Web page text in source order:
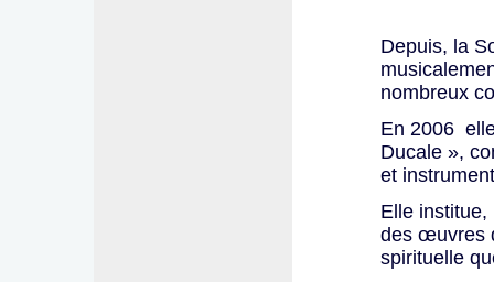
Depuis, la
nombreux
En 2006
Ducale »,
et
Elle
des œuvres
spirituelle